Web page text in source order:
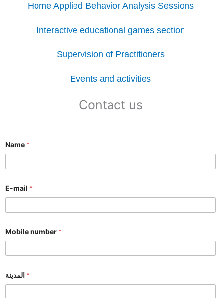
Home Applied Behavior Analysis Sessions
Interactive educational games section
Supervision of Practitioners
Events and activities
Contact us
Name *
E-mail *
Mobile number *
*